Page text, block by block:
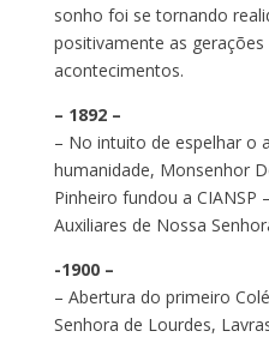
sonho foi se tornando
positivamente as
acontecimentos.
– 1892 –
– No intuito de espelhar o
humanidade, Monsenhor
Pinheiro fundou a CIANSP
Auxiliares de Nossa
-1900 –
– Abertura do primeiro
Senhora de Lourdes,